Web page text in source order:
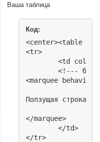
Ваша таблица
Код:
<center><table
<tr>
	<td colspan="3" align="center" height="30">
	<!--- бегущая строка --->
<marquee
Ползущая строка
</marquee>
	</td>
</tr>